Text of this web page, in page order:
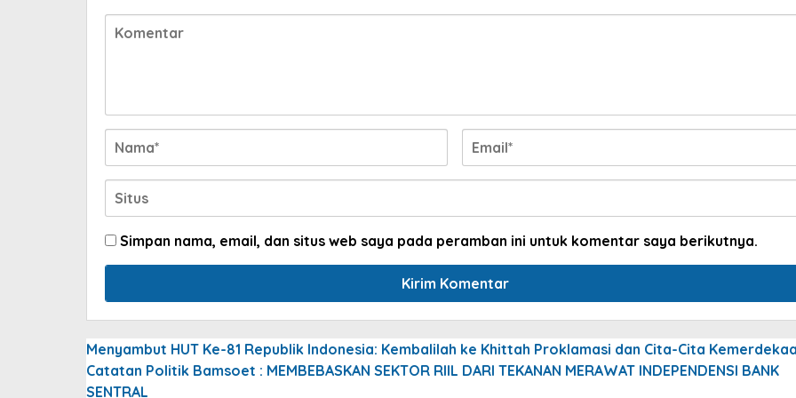
Simpan nama, email, dan situs web saya pada peramban ini untuk komentar saya berikutnya.
Menyambut HUT Ke-81 Republik Indonesia: Kembalilah ke Khittah Proklamasi dan Cita-Cita
Catatan Politik Bamsoet : MEMBEBASKAN SEKTOR RIIL DARI TEKANAN MERAWAT INDEPENDENSI BANK
SENTRAL